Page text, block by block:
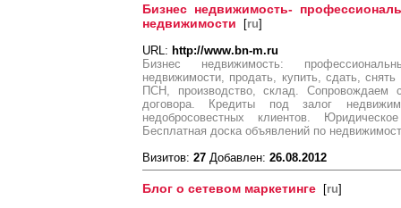
Бизнес недвижимость-
недвижимости [ru]
URL: http://www.bn-m.ru
Бизнес недвижимость:
недвижимости, продать, купить, сдать,
ПСН, производство, склад. Сопровождаем
договора. Кредиты под залог
недобросовестных клиентов.
Бесплатная доска объявлений по
Визитов: 27 Добавлен: 26.08.2012
Блог о сетевом маркетинге [ru]